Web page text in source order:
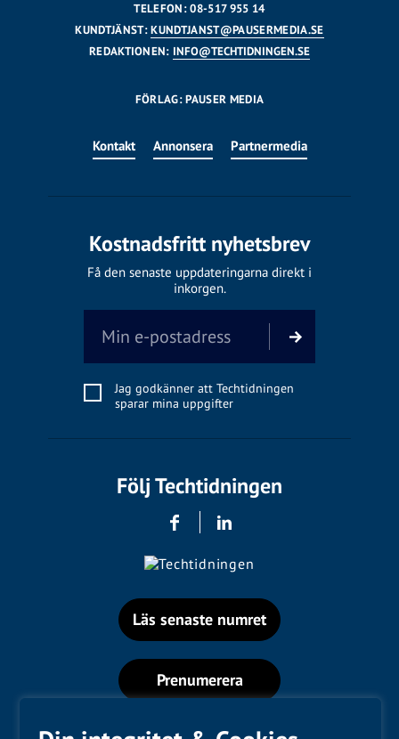
TELEFON: 08-517 955 14
KUNDTJÄNST:KUNDTJANST@PAUSERMEDIA.SE
REDAKTIONEN: INFO@TECHTIDNINGEN.SE
FÖRLAG: PAUSER MEDIA
Kontakt Annonsera Partnermedia
Kostnadsfritt nyhetsbrev
Få den senaste uppdateringarna direkt i
inkorgen.
Jag godkänner att Techtidningen
sparar mina uppgifter
Följ Techtidningen
Läs senaste numret
Prenumerera